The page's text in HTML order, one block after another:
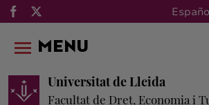
Universitat de Lleida
Facultat de Dret, Economia i
MENU